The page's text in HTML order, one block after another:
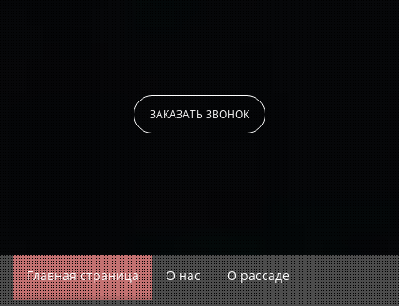
ЗАКАЗАТЬ ЗВОНОК
Главная страница О нас О рассаде